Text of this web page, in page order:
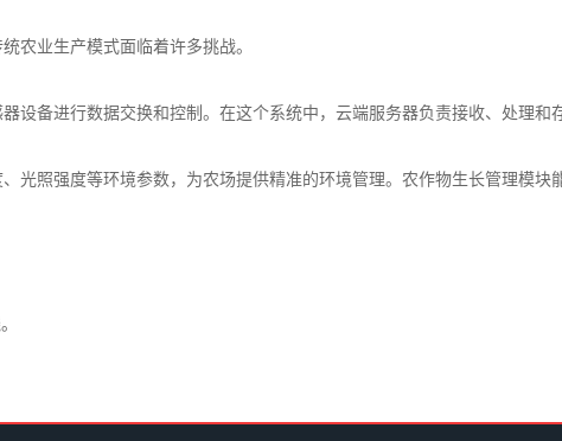
农业生产模式面临着许多挑战。
设备进行数据交换和控制。在这个系统中，云端服务器负责接收、处理和
光照强度等环境参数，为农场提供精准的环境管理。农作物生长管理模